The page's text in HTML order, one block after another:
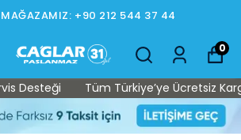
MAĞAZAMIZ: +90 212 544 37 44
0
Desteği Tüm Türkiye’ye Ücretsiz